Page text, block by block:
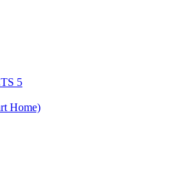
5
Home)